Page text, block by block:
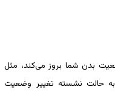
بدن شما بروز می‌کند، مثل
به حالت نشسته تغییر وضعیت